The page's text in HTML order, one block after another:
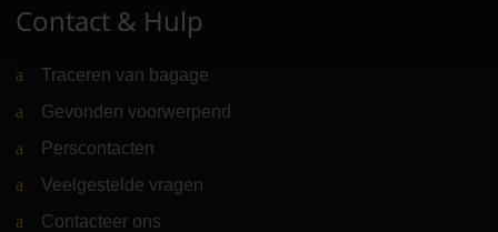
Contact & Hulp
Traceren van bagage
Gevonden voorwerpend
Perscontacten
Veelgestelde vragen
Contacteer ons